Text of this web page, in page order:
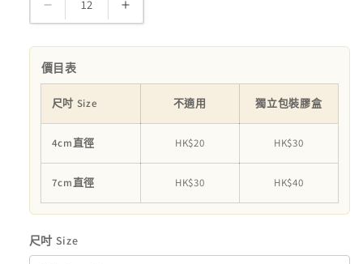
Memorial
Cupcake
數
量
減
Memorial
Cupcake
數
價目表
尺吋 Size 不適用 獨立包裝膠盒
4cm直徑 HK$20 HK$30
7cm直徑 HK$30 HK$40
尺吋 Size